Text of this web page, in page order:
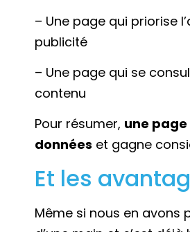
– Une page qui priorise
publicité
– Une page qui se
contenu
Pour résumer, une
données et gagne
Et les
Même si nous en avons